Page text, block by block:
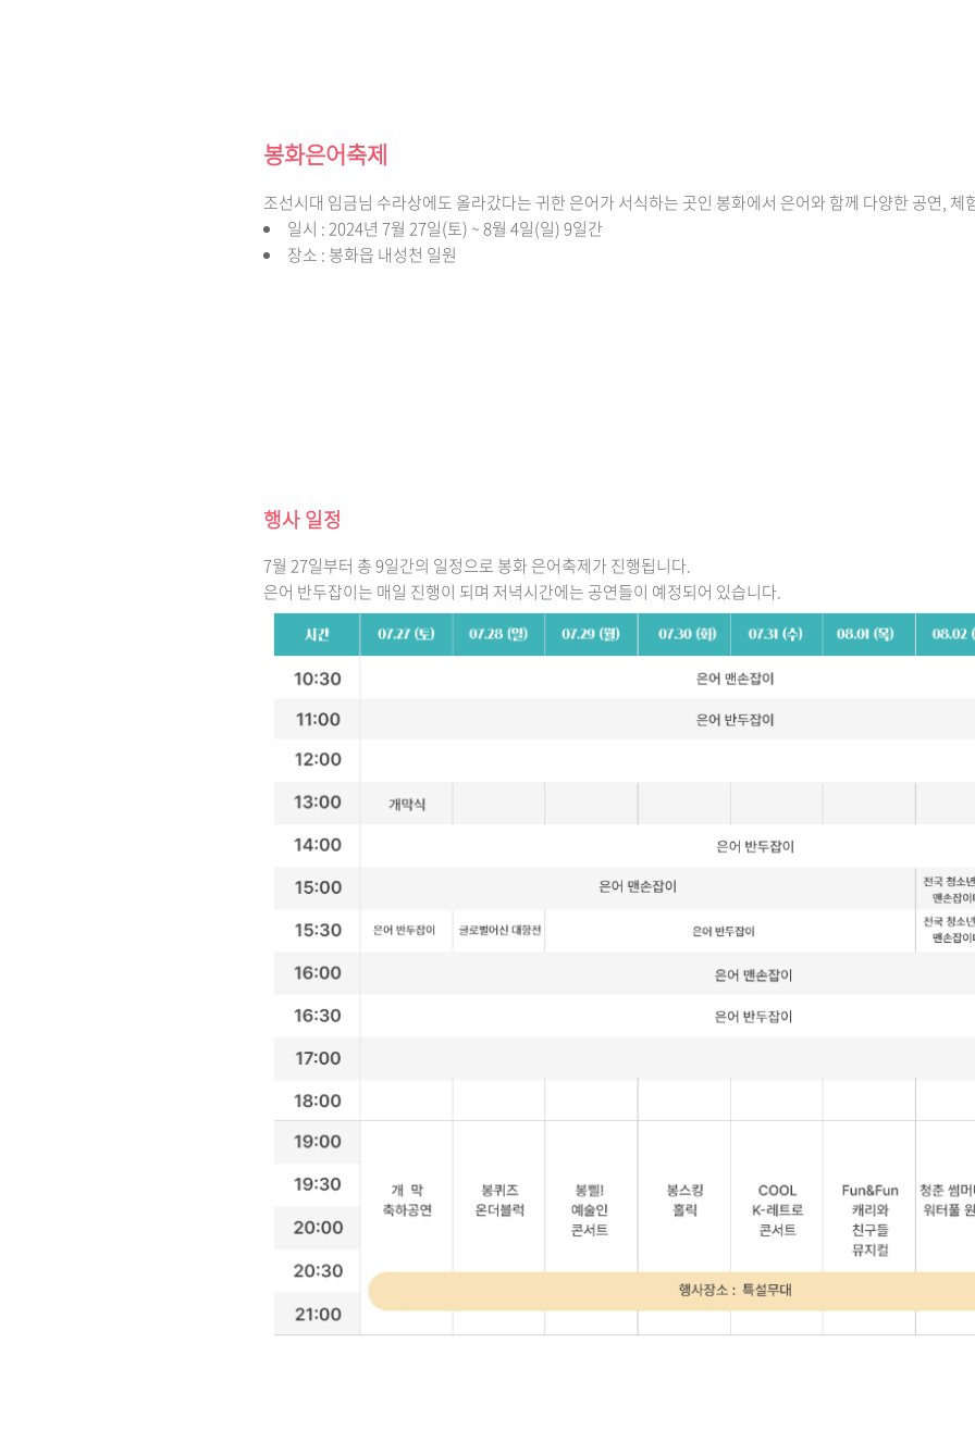
봉화은어축제
조선시대 임금님 수라상에도 올라갔다는 귀한 은어가 서식하는 곳인 봉화에서 은어와 함께 다양한 공연, 체
일시 : 2024년 7월 27일(토) ~ 8월 4일(일) 9일간
장소 : 봉화읍 내성천 일원
행사 일정
7월 27일부터 총 9일간의 일정으로 봉화 은어축제가 진행됩니다.
은어 반두잡이는 매일 진행이 되며 저녁시간에는 공연들이 예정되어 있습니다.